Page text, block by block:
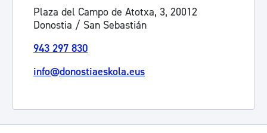
Plaza del Campo de Atotxa, 3, 20012
Donostia / San Sebastián
943 297 830
info@donostiaeskola.eus